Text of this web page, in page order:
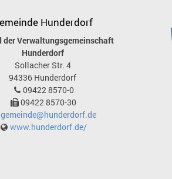
Hunderdorf
der Verwaltungsgemeinschaft
Hunderdorf
Sollacher Str. 4
94336 Hunderdorf
09422 8570-0
09422 8570-30
gemeinde@hunderdorf.de
www.hunderdorf.de/